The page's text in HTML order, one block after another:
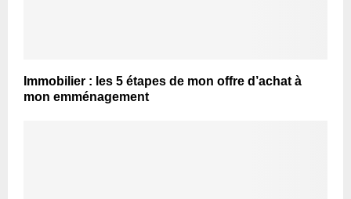
Immobilier : les 5 étapes de mon offre d’achat à
mon emménagement